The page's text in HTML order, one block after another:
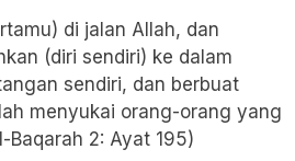
di jalan Allah, dan
(diri sendiri) ke dalam
sendiri, dan berbuat
menyukai orang-orang yang
Baqarah 2: Ayat 195)